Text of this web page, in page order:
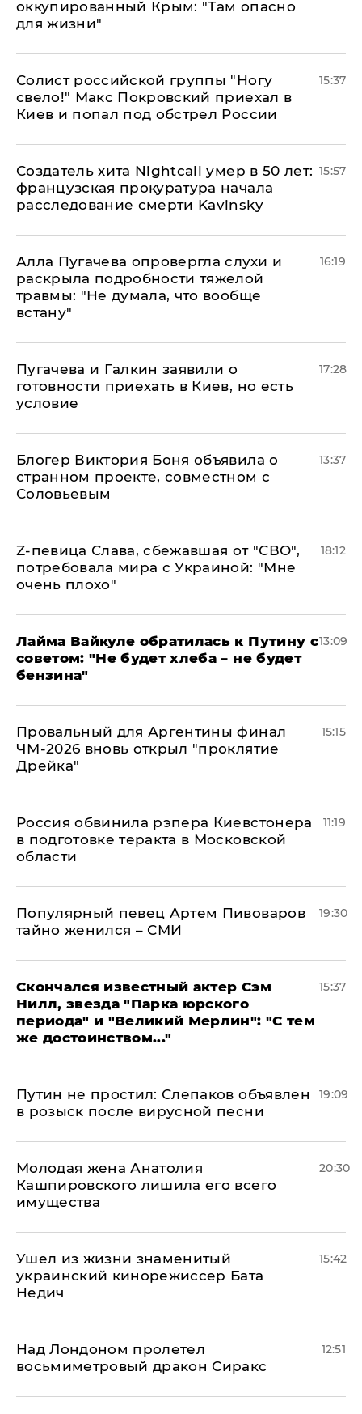
оккупированный Крым: "Там опасно
для жизни"
Солист российской группы "Ногу
свело!" Макс Покровский приехал в
Киев и попал под обстрел России
15:37
Создатель хита Nightcall умер в 50 лет:
французская прокуратура начала
расследование смерти Kavinsky
15:57
Алла Пугачева опровергла слухи и
раскрыла подробности тяжелой
травмы: "Не думала, что вообще
встану"
16:19
Пугачева и Галкин заявили о
готовности приехать в Киев, но есть
условие
17:28
Блогер Виктория Боня объявила о
странном проекте, совместном с
Соловьевым
13:37
Z-певица Слава, сбежавшая от "СВО",
потребовала мира с Украиной: "Мне
очень плохо"
18:12
Лайма Вайкуле обратилась к Путину с
советом: "Не будет хлеба – не будет
бензина"
13:09
Провальный для Аргентины финал
ЧМ-2026 вновь открыл "проклятие
Дрейка"
15:15
Россия обвинила рэпера Киевстонера
в подготовке теракта в Московской
области
11:19
Популярный певец Артем Пивоваров
тайно женился – СМИ
19:30
Скончался известный актер Сэм
Нилл, звезда "Парка юрского
периода" и "Великий Мерлин": "С тем
же достоинством..."
15:37
Путин не простил: Слепаков объявлен
в розыск после вирусной песни
19:09
Молодая жена Анатолия
Кашпировского лишила его всего
имущества
20:30
Ушел из жизни знаменитый
украинский кинорежиссер Бата
Недич
15:42
Над Лондоном пролетел
восьмиметровый дракон Сиракс
12:51